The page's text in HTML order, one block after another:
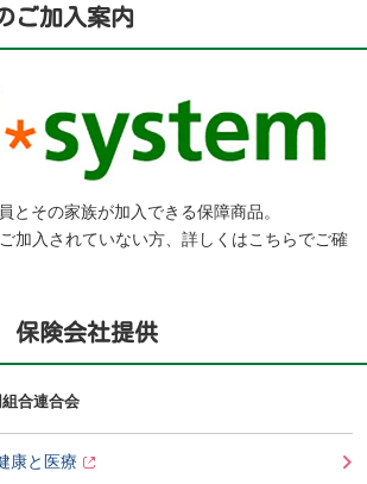
ご加入案内
とその家族が加入できる保障商品。
加入されていない方、詳しくはこちらでご確
保険会社提供
合連合会
康と医療